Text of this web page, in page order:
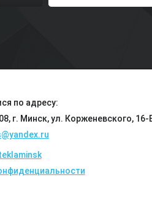
по адресу:
г. Минск, ул. Корженевского, 16-